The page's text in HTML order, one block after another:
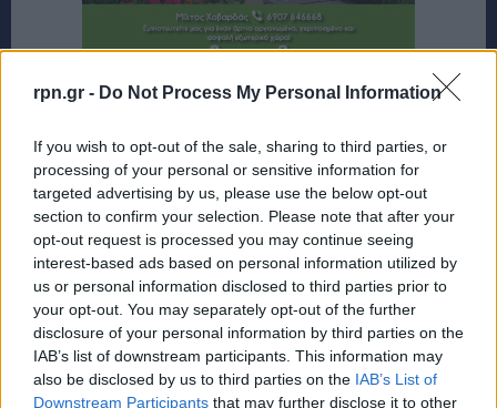
rpn.gr - Do Not Process My Personal Information
If you wish to opt-out of the sale, sharing to third parties, or
processing of your personal or sensitive information for
targeted advertising by us, please use the below opt-out
section to confirm your selection. Please note that after your
opt-out request is processed you may continue seeing
interest-based ads based on personal information utilized by
us or personal information disclosed to third parties prior to
your opt-out. You may separately opt-out of the further
disclosure of your personal information by third parties on the
IAB’s list of downstream participants. This information may
also be disclosed by us to third parties on the IAB’s List of
Downstream Participants that may further disclose it to other